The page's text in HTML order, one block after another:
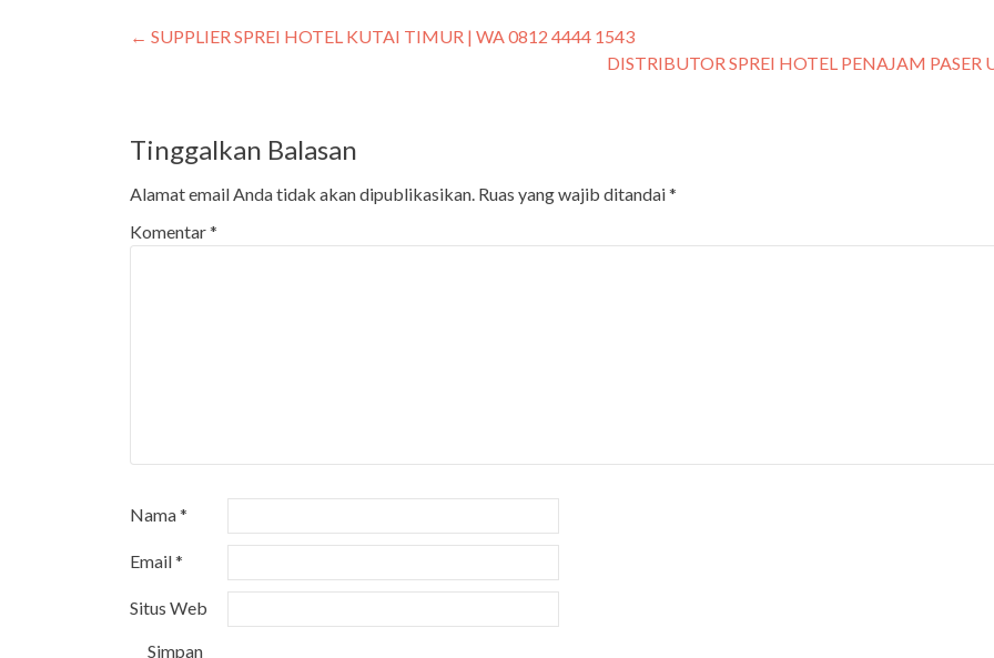
← SUPPLIER SPREI HOTEL KUTAI TIMUR | WA 0812 4444 1543
DISTRIBUTOR SPREI HOTEL PENAJAM PASER
Tinggalkan Balasan
Alamat email Anda tidak akan dipublikasikan. Ruas yang wajib ditandai*
Komentar*
Nama*
Email*
Situs Web
Simpan